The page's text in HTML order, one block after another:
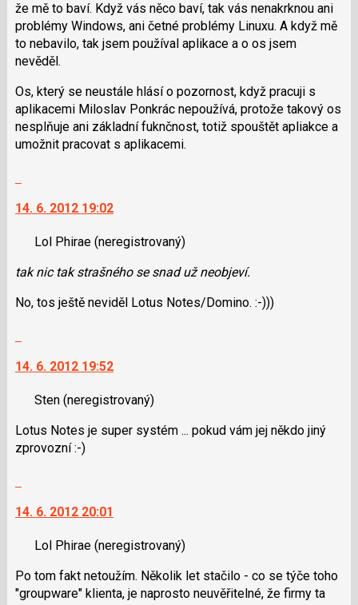
že mě to baví. Když vás něco baví, tak vás nenakrknou ani
problémy Windows, ani četné problémy Linuxu. A když mě
to nebavilo, tak jsem používal aplikace a o os jsem
nevěděl.
Os, který se neustále hlásí o pozornost, když pracuji s
aplikacemi Miloslav Ponkrác nepoužívá, protože takový os
nesplňuje ani základní fuknčnost, totiž spouštět apliakce a
umožnit pracovat s aplikacemi.
další
názor.
navigaci
lze
N
následující
P
pro
názor
14. 6. 2012 19:02
Lol Phirae (neregistrovaný)
tak nic tak strašného se snad už neobjeví.
No, tos ještě neviděl Lotus Notes/Domino. :-)))
další
názor.
navigaci
lze
klávesy
pro
a
P
14. 6. 2012 19:52
Sten (neregistrovaný)
Lotus Notes je super systém ... pokud vám jej někdo jiný
zprovozní :-)
další
názor.
navigaci
lze
14. 6. 2012 20:01
Lol Phirae (neregistrovaný)
Po tom fakt netoužím. Několik let stačilo - co se týče toho
"groupware" klienta, je naprosto neuvěřitelné, že firmy ta